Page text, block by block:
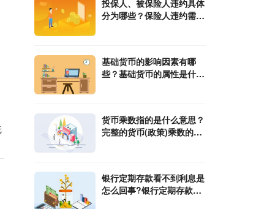
投保人、被保险人违约具体
分为哪些？保险人违约需要
基础货币的影响因素有哪
些？基础货币的属性是什
货币乘数指的是什么意思？
完整的货币(政策)乘数的计
银行定期存款看不到利息是
怎么回事?银行定期存款利